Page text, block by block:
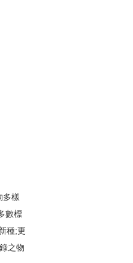
多樣
數標
種;更
之物